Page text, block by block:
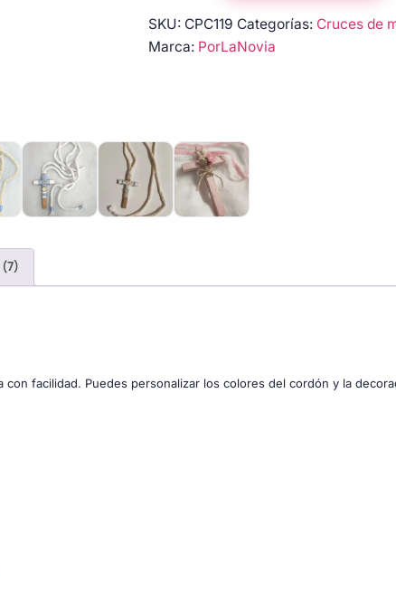
para
primera
cantidad
SKU: CPC119 Categorías: Cruces de
Marca: PorLaNovia
con facilidad. Puedes personalizar los colores del cordón y la